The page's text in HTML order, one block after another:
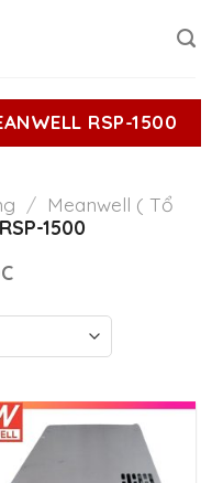
RSP-1500
/ Meanwell ( Tổ
RSP-1500